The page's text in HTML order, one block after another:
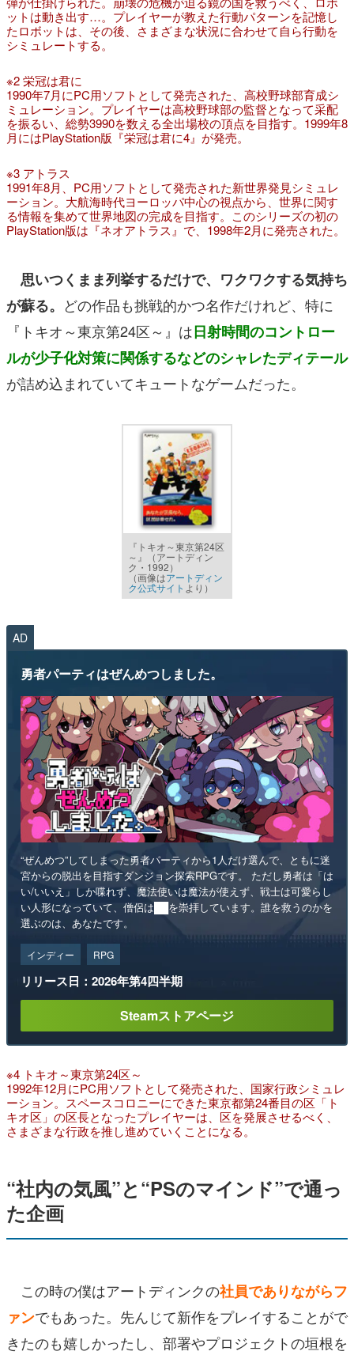
ットは動き出す…。プレイヤーが教えた行動パターンを記憶し
たロボットは、その後、さまざまな状況に合わせて自ら行動を
シミュレートする。
※2 栄冠は君に
1990年7月にPC用ソフトとして発売された、高校野球部育成シ
ミュレーション。プレイヤーは高校野球部の監督となって采配
を振るい、総勢3990を数える全出場校の頂点を目指す。1999年8
月にはPlayStation版『栄冠は君に4』が発売。
※3 アトラス
1991年8月、PC用ソフトとして発売された新世界発見シミュレ
ーション。大航海時代ヨーロッパ中心の視点から、世界に関す
る情報を集めて世界地図の完成を目指す。このシリーズの初の
PlayStation版は『ネオアトラス』で、1998年2月に発売された。
思いつくまま列挙するだけで、ワクワクする気持ち
が蘇る。 どの作品も挑戦的かつ名作だけれど、特に
『トキオ～東京第24区～』は日射時間のコントロー
ルが少子化対策に関係するなどのシャレたディテール
が詰め込まれていてキュートなゲームだった。
『トキオ～東京第24区
～』（アートディン
ク・1992）
（画像はアートディン
ク公式サイト より）
AD
勇者パーティはぜんめつしました。
“ぜんめつ”してしまった勇者パーティから1人だけ選んで、ともに迷
宮からの脱出を目指すダンジョン探索RPGです。 ただし勇者は「は
い/いいえ」しか喋れず、魔法使いは魔法が使えず、戦士は可愛らし
い人形になっていて、僧侶は██を崇拝しています。誰を救うのかを
選ぶのは、あなたです。
インディー RPG
リリース日：2026年第4四半期
Steamストアページ
※4 トキオ～東京第24区～
1992年12月にPC用ソフトとして発売された、国家行政シミュレ
ーション。スペースコロニーにできた東京都第24番目の区「ト
キオ区」の区長となったプレイヤーは、区を発展させるべく、
さまざまな行政を推し進めていくことになる。
“社内の気風”と“PSのマインド”で通っ
た企画
この時の僕はアートディンクの社員でありながらフ
ァンでもあった。先んじて新作をプレイすることがで
きたのも嬉しかったし、部署やプロジェクトの垣根を